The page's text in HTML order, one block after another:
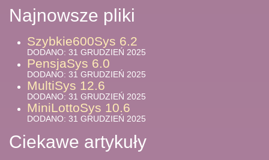
Najnowsze pliki
Szybkie600Sys 6.2
DODANO: 31 GRUDZIEŃ 2025
PensjaSys 6.0
DODANO: 31 GRUDZIEŃ 2025
MultiSys 12.6
DODANO: 31 GRUDZIEŃ 2025
MiniLottoSys 10.6
DODANO: 31 GRUDZIEŃ 2025
Ciekawe artykuły